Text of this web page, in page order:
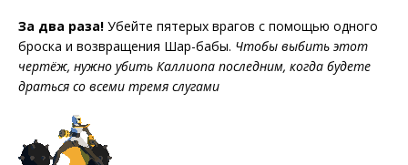
За два раза! Убейте пятерых врагов с помощью одного
броска и возвращения Шар-бабы. Чтобы выбить этот
чертёж, нужно убить Каллиопа последним, когда будете
драться со всеми тремя слугами